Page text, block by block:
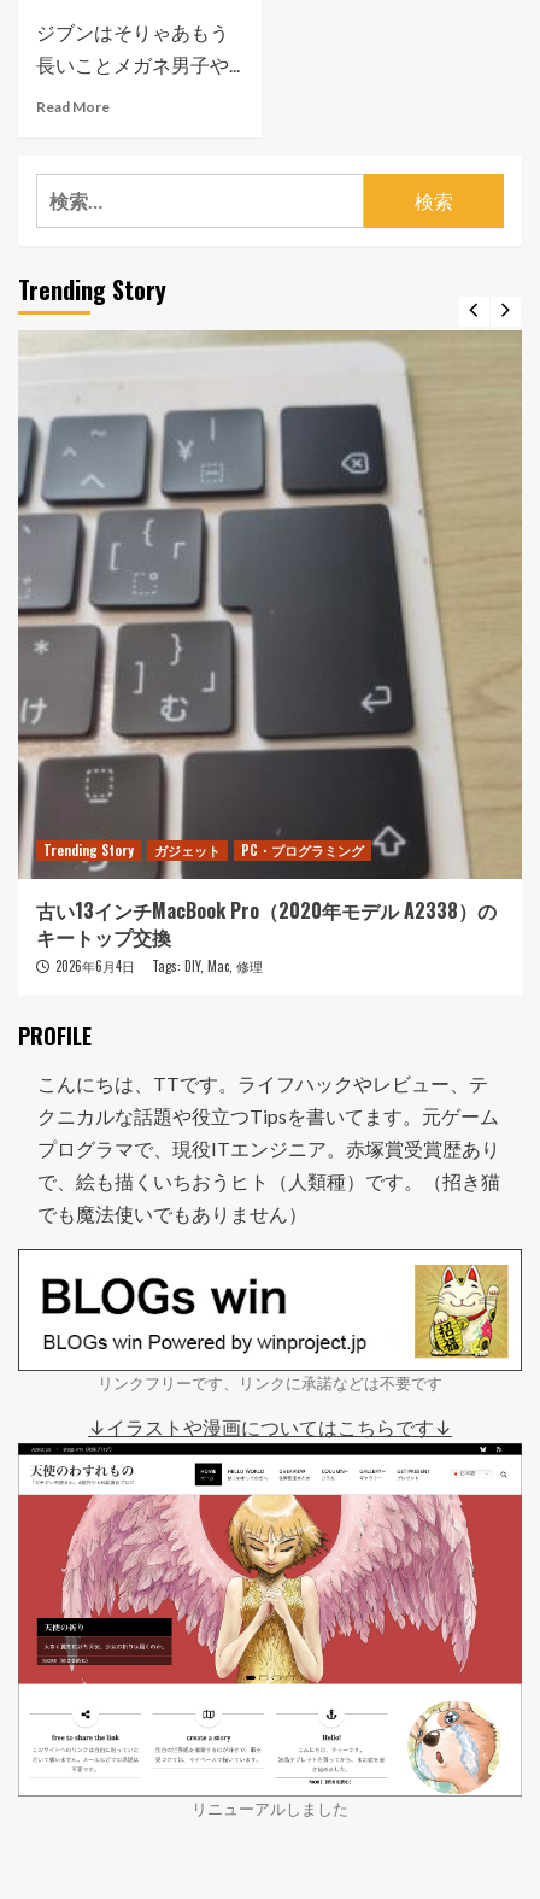
ジブンはそりゃあもう
長いことメガネ男子や...
Read More
検
索:
Trending Story
Trending Story ガジェット PC・プログラミング
古い13インチMacBook Pro（2020年モデル A2338）の
キートップ交換
2026年6月4日 Tags: DIY, Mac 修理
PROFILE
こんにちは、TTです。ライフハックやレビュー、テ
クニカルな話題や役立つTipsを書いてます。元ゲーム
プログラマで、現役ITエンジニア。赤塚賞受賞歴あり
で、絵も描くいちおうヒト（人類種）です。（招き猫
でも魔法使いでもありません）
リンクフリーです、リンクに承諾などは不要です
↓イラストや漫画についてはこちらです↓
リニューアルしました